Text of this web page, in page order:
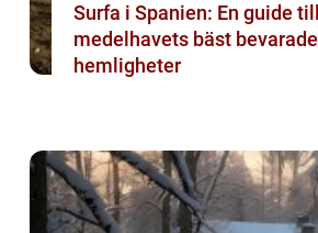
Surfa i Spanien: En guide till
medelhavets bäst bevarade
hemligheter